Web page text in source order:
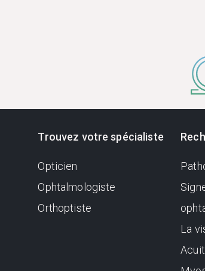
Trouvez votre spécialiste
Opticien
Ophtalmologiste
Orthoptiste
La